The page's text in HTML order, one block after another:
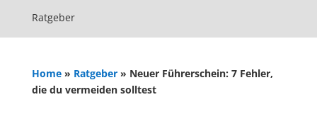
Ratgeber
Home» Ratgeber» Neuer Führerschein: 7 Fehler,
die du vermeiden solltest